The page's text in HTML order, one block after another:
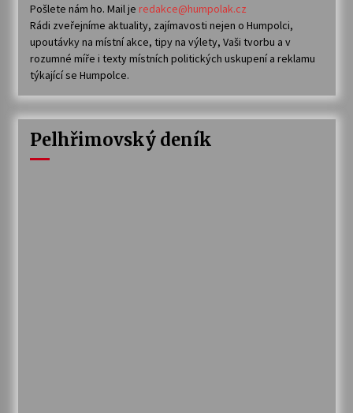
Pošlete nám ho. Mail je redakce@humpolak.cz
Rádi zveřejníme aktuality, zajímavosti nejen o Humpolci,
upoutávky na místní akce, tipy na výlety, Vaši tvorbu a v
rozumné míře i texty místních politických uskupení a reklamu
týkající se Humpolce.
Pelhřimovský deník